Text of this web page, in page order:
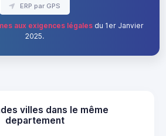
ERP par GPS
aux exigences légalesdu 1er Janvier
2025.
villes dans le même
departement